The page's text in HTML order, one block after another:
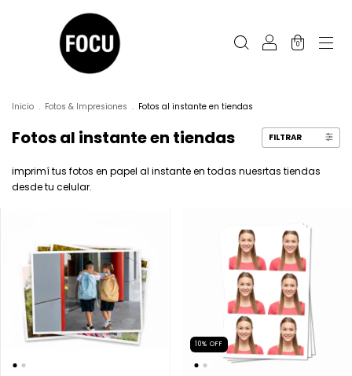
0
Inicio . Fotos & Impresiones . Fotos al instante en tiendas
Fotos al instante en tiendas FILTRAR
imprimí tus fotos en papel al instante en todas nuesrtas tiendas
desde tu celular.
10% OFF